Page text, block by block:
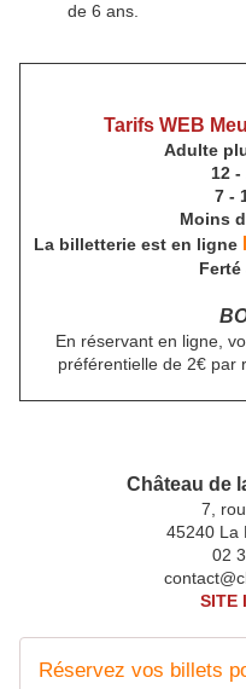
de 6 ans.
Tarifs WEB
Adulte
12 -
7 -
Moins
La billetterie est en ligne
En réservant en ligne,
préférentielle de 2€ par
Château de
7,
45240 La
02
SITE